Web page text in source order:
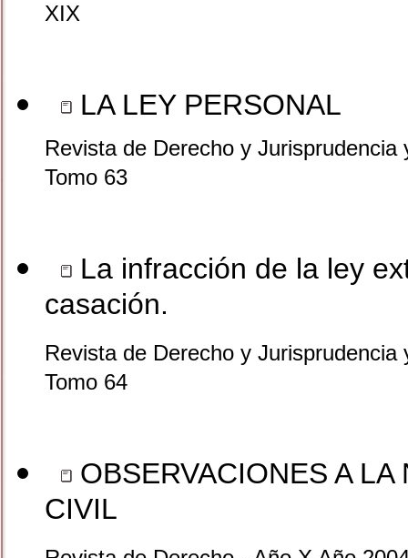
XIX
LA LEY PERSONAL
Revista de Derecho y
Tomo 63
La infracción de la ley
casación.
Revista de Derecho y
Tomo 64
OBSERVACIONES A
CIVIL